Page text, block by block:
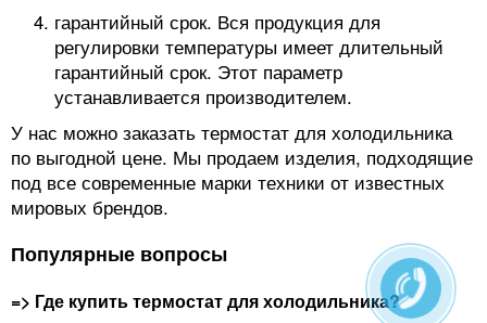
гарантийный срок. Вся продукция для
регулировки температуры имеет длительный
гарантийный срок. Этот параметр
устанавливается производителем.
У нас можно заказать термостат для холодильника
по выгодной цене. Мы продаем изделия, подходящие
под все современные марки техники от известных
мировых брендов.
Популярные вопросы
=> Где купить термостат для холодильника?